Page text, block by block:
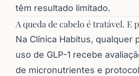
têm resultado limitado.
A queda de cabelo é tratável. E
Na Clínica Habitus, qualquer
uso de GLP-1 recebe
de micronutrientes e